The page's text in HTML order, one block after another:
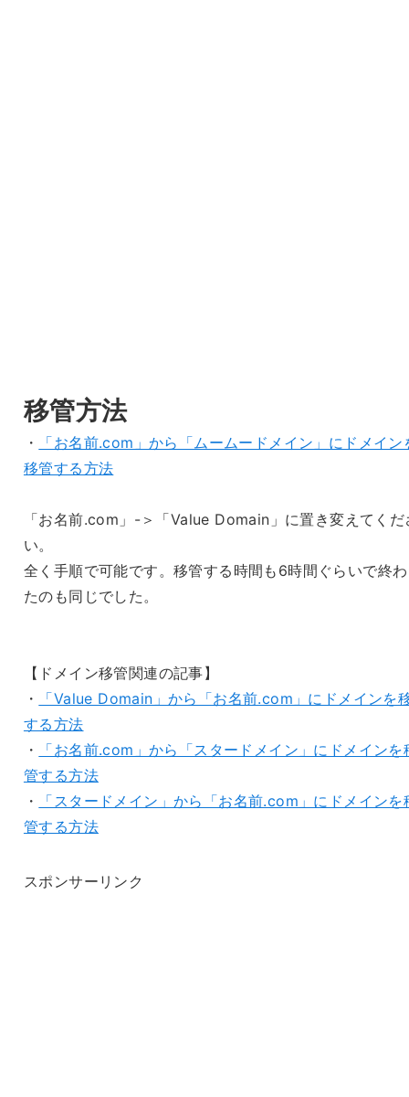
移管方法
・
「お名前.com」から「ムームードメイン」にドメイン
移管する方法
「お名前.com」-＞「Value Domain」に置き変えてくだ
い。
全く手順で可能です。移管する時間も6時間ぐらいで終
たのも同じでした。
【ドメイン移管関連の記事】
・
「Value Domain」から「お名前.com」にドメインを
する方法
・
「お名前.com」から「スタードメイン」にドメインを
管する方法
・
「スタードメイン」から「お名前.com」にドメインを
管する方法
スポンサーリンク